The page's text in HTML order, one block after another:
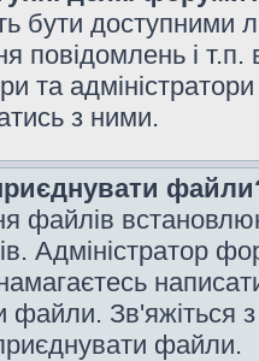
бути доступними
повідомлень і
та
з ними.
файлів
Адміністратор
файли. Зв'яжіться
файли.